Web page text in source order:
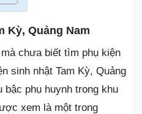
Kỳ, Quảng Nam
chưa biết tìm phụ kiện
sinh nhật Tam Kỳ, Quảng
phụ huynh trong khu
xem là một trong